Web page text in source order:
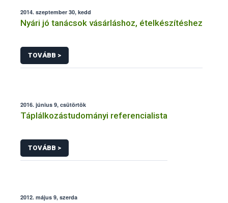
2014. szeptember 30, kedd
Nyári jó tanácsok vásárláshoz, ételkészítéshez
TOVÁBB >
2016. június 9, csütörtök
Táplálkozástudományi referencialista
TOVÁBB >
2012. május 9, szerda